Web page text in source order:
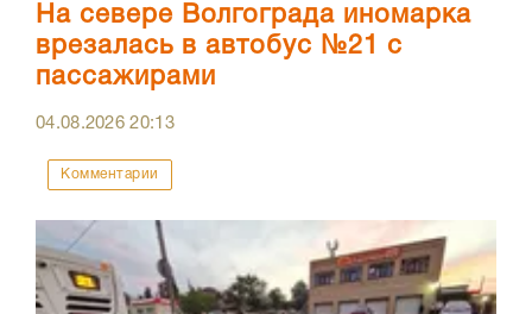
На севере Волгограда иномарка
врезалась в автобус №21 с
пассажирами
04.08.202620:13
Комментарии